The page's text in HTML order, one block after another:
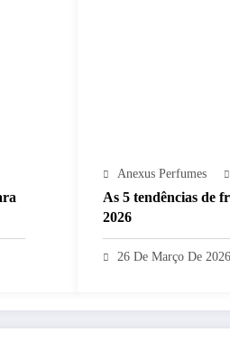
Anexus Perfumes
As 5 tendências de
2026
26 De Março De 2026